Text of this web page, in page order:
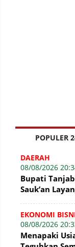
POPULER
DAERAH
08/08/2026
Bupati
Sauk’an
WFC ?
EKONOMI
08/08/2026
Menapaki